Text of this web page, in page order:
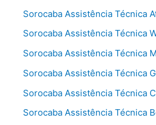
Sorocaba Assistência Técnica
Sorocaba Assistência Técnica
Sorocaba Assistência Técnica
Sorocaba Assistência Técnica
Sorocaba Assistência Técnica
Sorocaba Assistência Técnica